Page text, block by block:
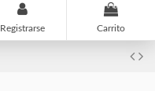
Registrarse
0
Carrito